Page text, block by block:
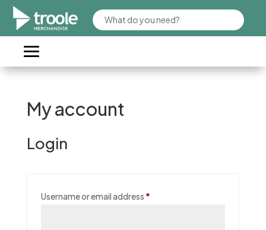
My account
Login
Username or email address *Required